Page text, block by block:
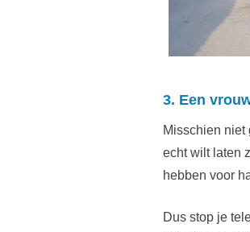
3. Een
Misschien niet
echt wilt laten
hebben voor
Dus stop je